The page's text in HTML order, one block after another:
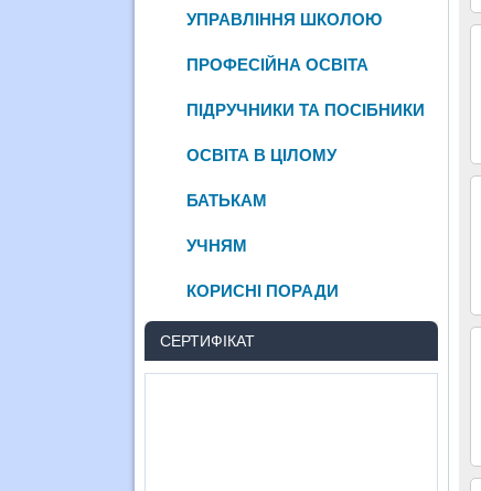
УПРАВЛІННЯ ШКОЛОЮ
ПРОФЕСІЙНА ОСВІТА
ПІДРУЧНИКИ ТА ПОСІБНИКИ
ОСВІТА В ЦІЛОМУ
БАТЬКАМ
УЧНЯМ
КОРИСНІ ПОРАДИ
СЕРТИФІКАТ